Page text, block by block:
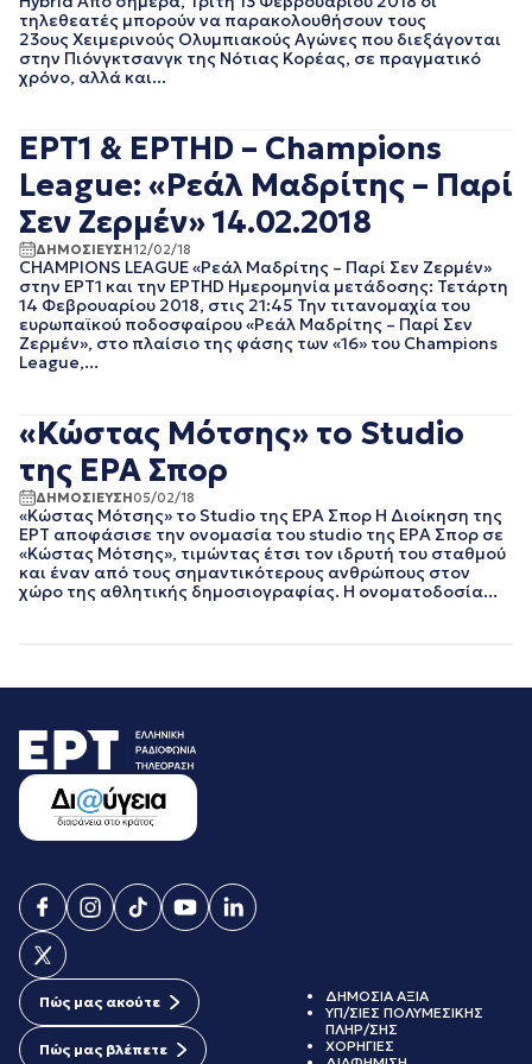
EΡΤNEWS
ΓΕΝΙΚΗ
ΓΡΑΦΕΙΟ ΤΥΠΟΥ
ΕΡΤ
ΠΟΛΙΤΙΚΗ
ΡΑΔΙΟΦΩΝΟ
ΤΗΛΕΟΡΑΣΗ
ΜΑΙΟΣ 2025
ΑΠΡΙΛΙΟΣ 2025
ΜΑΡΤΙΟΣ 2025
ΣΕΠΤΕΜΒΡΙΟΣ 2024
ΑΥΓΟΥΣΤΟΣ 2024
ΙΟΥΛΙΟΣ 2024
ΙΟΥΝΙΟΣ 2024
ΜΑΙΟΣ 2024
ΜΑΡΤΙΟΣ 2024
ΦΕΒΡΟΥΑΡΙΟΣ 2024
ΝΟΕΜΒΡΙΟΣ 2023
ΟΚΤΩΒΡΙΟΣ 2023
ΙΟΥΝΙΟΣ 2023
ΑΠΡΙΛΙΟΣ 2023
ΜΑΡΤΙΟΣ 2023
ΦΕΒΡΟΥΑΡΙΟΣ 2023
ΙΑΝΟΥΑΡΙΟΣ 2023
ΝΟΕΜΒΡΙΟΣ 2022
ΟΚΤΩΒΡΙΟΣ 2022
ΣΕΠΤΕΜΒΡΙΟΣ 2022
ΙΟΥΛΙΟΣ 2022
ΜΑΙΟΣ 2022
ΜΑΡΤΙΟΣ 2022
ΙΑΝΟΥΑΡΙΟΣ 2022
ΔΕΚΕΜΒΡΙΟΣ 2021
ΟΚΤΩΒΡΙΟΣ 2021
ΑΥΓΟΥΣΤΟΣ 2021
ΙΟΥΛΙΟΣ 2021
ΑΠΡΙΛΙΟΣ 2021
ΜΑΡΤΙΟΣ 2021
ΦΕΒΡΟΥΑΡΙΟΣ 2021
τηλεθεατές μπορούν να παρακολουθήσουν τους
23ους Χειμερινούς Ολυμπιακούς Αγώνες που διεξάγονται
στην Πιόνγκτσανγκ της Νότιας Κορέας, σε πραγματικό
χρόνο, αλλά και...
ΕΡΤ1 & ΕΡΤHD – Champions
League: «Ρεάλ Μαδρίτης – Παρί
Σεν Ζερμέν» 14.02.2018
ΔΗΜΟΣΙΕΥΣΗ12/02/18
CHAMPIONS LEAGUE «Ρεάλ Μαδρίτης – Παρί Σεν Ζερμέν»
στην ΕΡΤ1 και την ΕΡΤHD Ημερομηνία μετάδοσης: Τετάρτη
14 Φεβρουαρίου 2018, στις 21:45 Την τιτανομαχία του
ευρωπαϊκού ποδοσφαίρου «Ρεάλ Μαδρίτης – Παρί Σεν
Ζερμέν», στο πλαίσιο της φάσης των «16» του Champions
League,...
«Κώστας Μότσης» το Studio
της ΕΡΑ Σπορ
ΔΗΜΟΣΙΕΥΣΗ05/02/18
«Κώστας Μότσης» το Studio της ΕΡΑ Σπορ Η Διοίκηση της
ΕΡΤ αποφάσισε την ονομασία του studio της ΕΡΑ Σπορ σε
«Κώστας Μότσης», τιμώντας έτσι τον ιδρυτή του σταθμού
και έναν από τους σημαντικότερους ανθρώπους στον
χώρο της αθλητικής δημοσιογραφίας. Η ονοματοδοσία...
Πώς μας ακούτε
Πώς μας βλέπετε
ΔΗΜΟΣΙΑ ΑΞΙΑ
ΥΠ/ΣΙΕΣ ΠΟΛΥΜΕΣΙΚΗΣ
ΠΛΗΡ/ΣΗΣ
ΧΟΡΗΓΙΕΣ